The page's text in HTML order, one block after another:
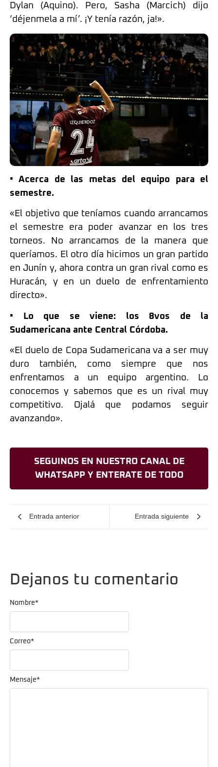
Dylan (Aquino). Pero, Sasha (Marcich) dijo
‘déjenmela a mí’. ¡Y tenía razón, ja!».
• Acerca de las metas del equipo para el
semestre.
«El objetivo que teníamos cuando arrancamos
el semestre era poder avanzar en los tres
torneos. No arrancamos de la manera que
queríamos. El otro día hicimos un gran partido
en Junín y, ahora contra un gran rival como es
Huracán, y en un duelo de enfrentamiento
directo».
• Lo que se viene: los 8vos de la
Sudamericana ante Central Córdoba.
«El duelo de Copa Sudamericana va a ser muy
duro también, como siempre que nos
enfrentamos a un equipo argentino. Lo
conocemos y sabemos que es un rival muy
competitivo. Ojalá que podamos seguir
avanzando».
SEGUINOS EN NUESTRO CANAL DE
WHATSAPP Y ENTERATE DE TODO
Entrada anterior Entrada siguiente
Dejanos tu comentario
Mensaje*
Nombre*
Correo*